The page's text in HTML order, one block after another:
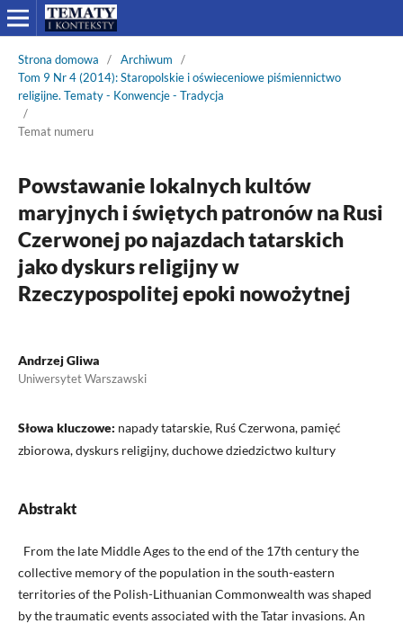
Strona domowa / Archiwum
/
Tom 9 Nr 4 (2014): Staropolskie i oświeceniowe piśmiennictwo
religijne. Tematy - Konwencje - Tradycja
/
Temat numeru
Powstawanie lokalnych kultów
maryjnych i świętych patronów na Rusi
Czerwonej po najazdach tatarskich
jako dyskurs religijny w
Rzeczypospolitej epoki nowożytnej
Andrzej Gliwa
Uniwersytet Warszawski
Słowa kluczowe: napady tatarskie, Ruś Czerwona, pamięć
zbiorowa, dyskurs religijny, duchowe dziedzictwo kultury
Abstrakt
From the late Middle Ages to the end of the 17th century the
collective memory of the population in the south-eastern
territories of the Polish-Lithuanian Commonwealth was shaped
by the traumatic events associated with the Tatar invasions. An